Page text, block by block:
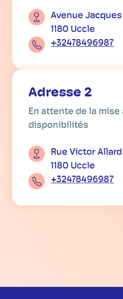
Avenue
1180 Uccle
+32478496987
Adresse 2
En attente de la mise
disponibilités
Rue Victor Allard
1180 Uccle
+32478496987